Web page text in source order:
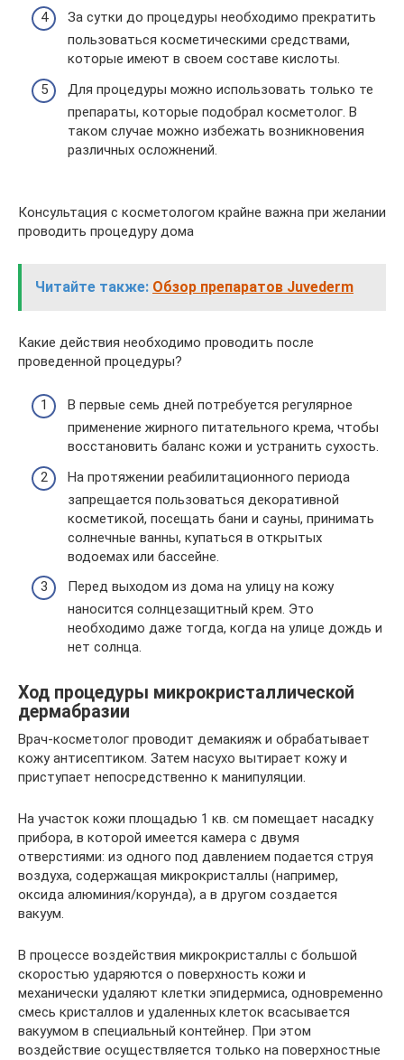
За сутки до процедуры необходимо прекратить
пользоваться косметическими средствами,
которые имеют в своем составе кислоты.
Для процедуры можно использовать только те
препараты, которые подобрал косметолог. В
таком случае можно избежать возникновения
различных осложнений.
Консультация с косметологом крайне важна при желании
проводить процедуру дома
Читайте также: Обзор препаратов Juvederm
Какие действия необходимо проводить после
проведенной процедуры?
В первые семь дней потребуется регулярное
применение жирного питательного крема, чтобы
восстановить баланс кожи и устранить сухость.
На протяжении реабилитационного периода
запрещается пользоваться декоративной
косметикой, посещать бани и сауны, принимать
солнечные ванны, купаться в открытых
водоемах или бассейне.
Перед выходом из дома на улицу на кожу
наносится солнцезащитный крем. Это
необходимо даже тогда, когда на улице дождь и
нет солнца.
Ход процедуры микрокристаллической
дермабразии
Врач-косметолог проводит демакияж и обрабатывает
кожу антисептиком. Затем насухо вытирает кожу и
приступает непосредственно к манипуляции.
На участок кожи площадью 1 кв. см помещает насадку
прибора, в которой имеется камера с двумя
отверстиями: из одного под давлением подается струя
воздуха, содержащая микрокристаллы (например,
оксида алюминия/корунда), а в другом создается
вакуум.
В процессе воздействия микрокристаллы с большой
скоростью ударяются о поверхность кожи и
механически удаляют клетки эпидермиса, одновременно
смесь кристаллов и удаленных клеток всасывается
вакуумом в специальный контейнер. При этом
воздействие осуществляется только на поверхностные